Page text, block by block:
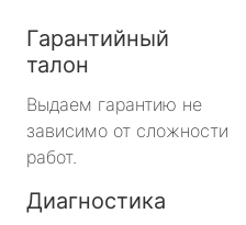
Гарантийный
талон
Выдаем гарантию не
зависимо от сложности
работ.
Диагностика